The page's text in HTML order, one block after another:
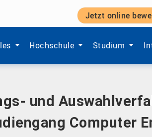
Jetzt online
Unterpunkte von 'Aktuelles'.
Hochschule
Zeige Menü-Unterpunkte von
Studium
Zeige Menü-
des Fachbereiches
und
Computer